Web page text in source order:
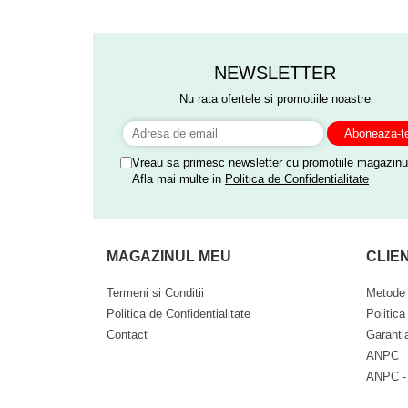
NEWSLETTER
Nu rata ofertele si promotiile noastre
Vreau sa primesc newsletter cu promotiile
Afla mai multe in Politica de Confidentialitate
MAGAZINUL MEU
Termeni si Conditii
Politica de Confidentialitate
Contact
ANPC
ANPC